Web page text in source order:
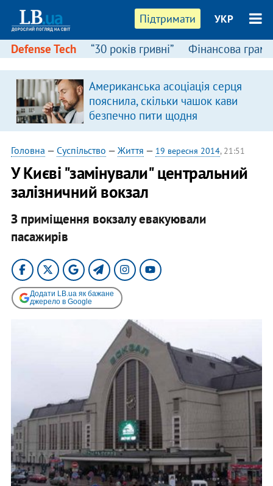
Підтримати УКР
Defense Tech “30 років гривні” Фінансова
Американська асоціація серця
пояснила, скільки чашок кави
безпечно пити щодня
Головна — Суспільство — Життя — 19 вересня 2014, 21:51
У Києві "замінували" центральний
залізничний вокзал
З приміщення вокзалу евакуювали
пасажирів
Додати LB.ua як бажане
джерело в Google